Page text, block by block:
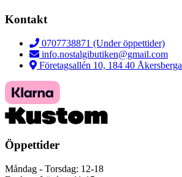
Kontakt
0707738871 (Under öppettider)
info.nostalgibutiken@gmail.com
Företagsallén 10, 184 40 Åkersberga
Öppettider
Måndag - Torsdag: 12-18